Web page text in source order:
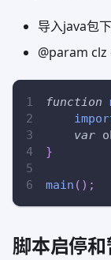
导入java包
@param
function
var
}
main ( ) ;
脚本启停